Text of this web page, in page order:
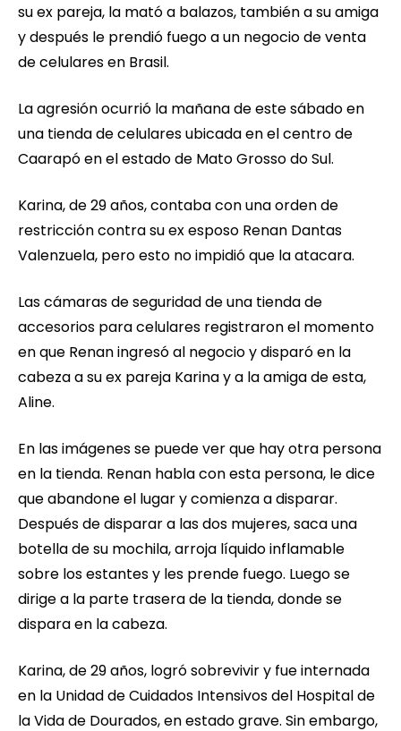
su ex pareja, la mató a balazos, también a su amiga
y después le prendió fuego a un negocio de venta
de celulares en Brasil.
La agresión ocurrió la mañana de este sábado en
una tienda de celulares ubicada en el centro de
Caarapó en el estado de Mato Grosso do Sul.
Karina, de 29 años, contaba con una orden de
restricción contra su ex esposo Renan Dantas
Valenzuela, pero esto no impidió que la atacara.
Las cámaras de seguridad de una tienda de
accesorios para celulares registraron el momento
en que Renan ingresó al negocio y disparó en la
cabeza a su ex pareja Karina y a la amiga de esta,
Aline.
En las imágenes se puede ver que hay otra persona
en la tienda. Renan habla con esta persona, le dice
que abandone el lugar y comienza a disparar.
Después de disparar a las dos mujeres, saca una
botella de su mochila, arroja líquido inflamable
sobre los estantes y les prende fuego. Luego se
dirige a la parte trasera de la tienda, donde se
dispara en la cabeza.
Karina, de 29 años, logró sobrevivir y fue internada
en la Unidad de Cuidados Intensivos del Hospital de
la Vida de Dourados, en estado grave. Sin embargo,